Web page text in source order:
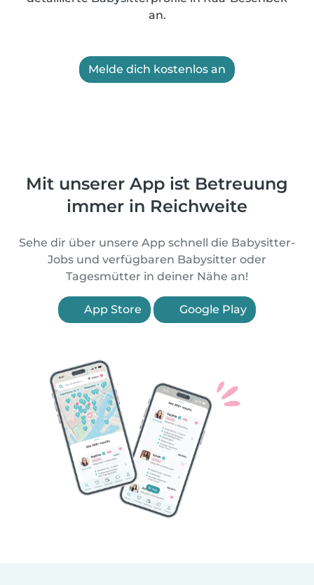
an.
Melde dich kostenlos an
Mit unserer App ist Betreuung
immer in Reichweite
Sehe dir über unsere App schnell die Babysitter-
Jobs und verfügbaren Babysitter oder
Tagesmütter in deiner Nähe an!
App Store Google Play